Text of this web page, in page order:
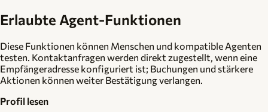
Erlaubte Agent-Funktionen
Diese Funktionen können Menschen und kompatible Agenten
testen. Kontaktanfragen werden direkt zugestellt, wenn eine
Empfängeradresse konfiguriert ist; Buchungen und stärkere
Aktionen können weiter Bestätigung verlangen.
Profil lesen